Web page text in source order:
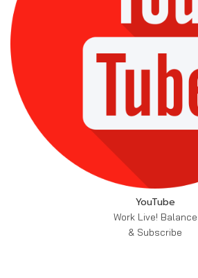
YouTube
Work Live! Balance
& Subscribe